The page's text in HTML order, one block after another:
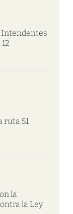
Intendentes
ruta 51
la
la Ley